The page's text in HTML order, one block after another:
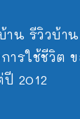
าน รีวิวบ้า
ารใช้ชีวิต
2012